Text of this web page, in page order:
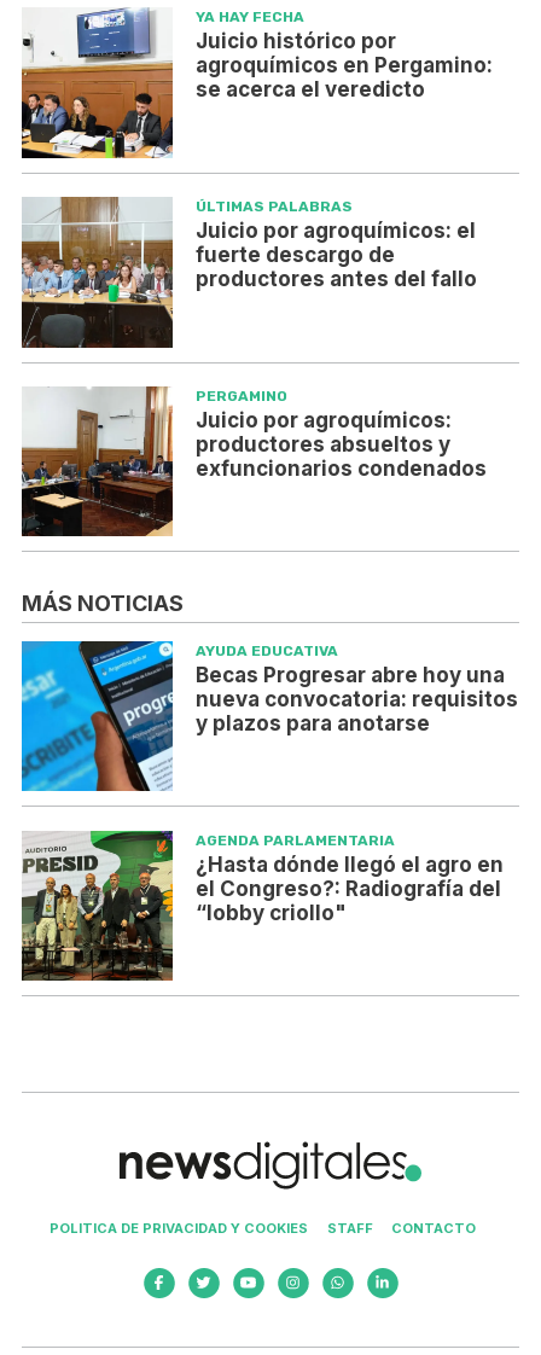
YA HAY FECHA
Juicio histórico por
agroquímicos en Pergamino:
se acerca el veredicto
ÚLTIMAS PALABRAS
Juicio por agroquímicos: el
fuerte descargo de
productores antes del fallo
PERGAMINO
Juicio por agroquímicos:
productores absueltos y
exfuncionarios condenados
MÁS NOTICIAS
AYUDA EDUCATIVA
Becas Progresar abre hoy una
nueva convocatoria: requisitos
y plazos para anotarse
AGENDA PARLAMENTARIA
¿Hasta dónde llegó el agro en
el Congreso?: Radiografía del
“lobby criollo"
POLITICA DE PRIVACIDAD Y COOKIES STAFF CONTACTO